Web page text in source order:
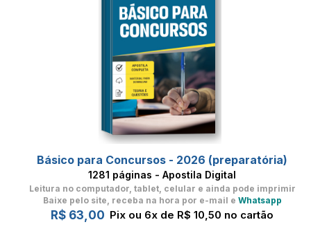
Básico para Concursos - 2026 (preparatória)
1281 páginas - Apostila Digital
Leitura no computador, tablet, celular e ainda pode imprimir
Baixe pelo site, receba na hora por e-mail e Whatsapp
R$ 63,00 Pix ou 6x de R$ 10,50 no cartão